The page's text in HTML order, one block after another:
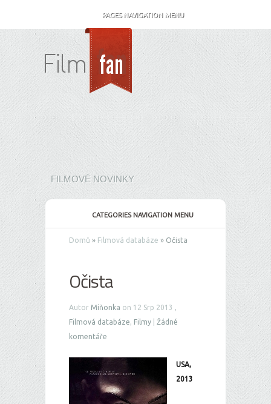
PAGES NAVIGATION MENU
FILMOVÉ NOVINKY
CATEGORIES NAVIGATION MENU
Domů » Filmová databáze » Očista
Očista
Autor Miňonka on 12 Srp 2013 ,
Filmová databáze, Filmy
Žádné
komentáře
USA,
2013